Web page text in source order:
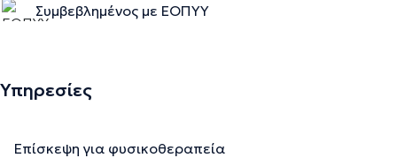
Συμβεβλημένος με ΕΟΠΥΥ
Υπηρεσίες
Επίσκεψη για φυσικοθεραπεία